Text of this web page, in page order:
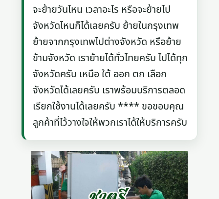
จะย้ายวันไหน เวลาอะไร หรือจะย้ายไป
จังหวัดไหนก็ได้เลยครับ ย้ายในกรุงเทพ
ย้ายจากกรุงเทพไปต่างจังหวัด หรือย้าย
ข้ามจังหวัด เราย้ายได้ทั่วไทยครับ ไปได้ทุก
จังหวัดครับ เหนือ ใต้ ออก ตก เลือก
จังหวัดได้เลยครับ เราพร้อมบริการตลอด
เรียกใช้งานได้เลยครับ **** ขอขอบคุณ
ลูกค้าที่ไว้วางใจให้พวกเราได้ให้บริการครับ